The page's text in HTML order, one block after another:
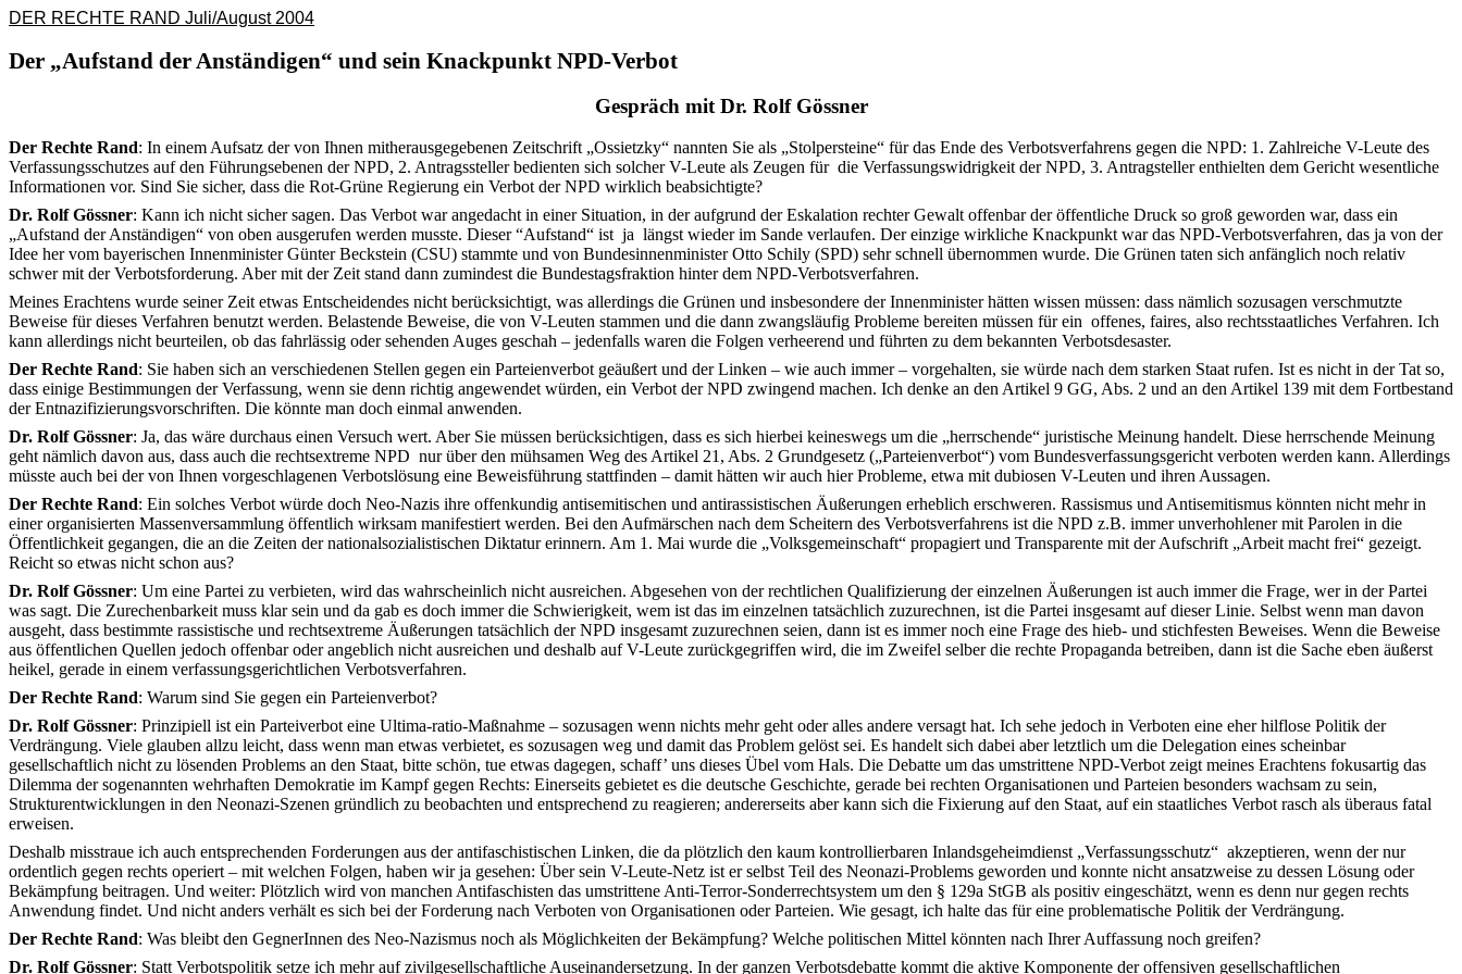
DER RECHTE RAND Juli/August 2004
Der „Aufstand der Anständigen“ und sein Knackpunkt NPD-Verbot
Gespräch mit Dr. Rolf Gössner
Der Rechte Rand: In einem Aufsatz der von Ihnen mitherausgegebenen Zeitschrift „Ossietzky“ nannten Sie als „Stolpersteine“ für das Ende des Verbotsverfahrens gegen die NPD: 1. Zahlreiche V-Leute des
Verfassungsschutzes auf den Führungsebenen der NPD, 2. Antragssteller bedienten sich solcher V-Leute als Zeugen für die Verfassungswidrigkeit der NPD, 3. Antragsteller enthielten dem Gericht wesentliche
Informationen vor. Sind Sie sicher, dass die Rot-Grüne Regierung ein Verbot der NPD wirklich beabsichtigte?
Dr. Rolf Gössner: Kann ich nicht sicher sagen. Das Verbot war angedacht in einer Situation, in der aufgrund der Eskalation rechter Gewalt offenbar der öffentliche Druck so groß geworden war, dass ein
„Aufstand der Anständigen“ von oben ausgerufen werden musste. Dieser “Aufstand“ ist ja längst wieder im Sande verlaufen. Der einzige wirkliche Knackpunkt war das NPD-Verbotsverfahren, das ja von der
Idee her vom bayerischen Innenminister Günter Beckstein (CSU) stammte und von Bundesinnenminister Otto Schily (SPD) sehr schnell übernommen wurde. Die Grünen taten sich anfänglich noch relativ
schwer mit der Verbotsforderung. Aber mit der Zeit stand dann zumindest die Bundestagsfraktion hinter dem NPD-Verbotsverfahren.
Meines Erachtens wurde seiner Zeit etwas Entscheidendes nicht berücksichtigt, was allerdings die Grünen und insbesondere der Innenminister hätten wissen müssen: dass nämlich sozusagen verschmutzte
Beweise für dieses Verfahren benutzt werden. Belastende Beweise, die von V-Leuten stammen und die dann zwangsläufig Probleme bereiten müssen für ein offenes, faires, also rechtsstaatliches Verfahren. Ich
kann allerdings nicht beurteilen, ob das fahrlässig oder sehenden Auges geschah – jedenfalls waren die Folgen verheerend und führten zu dem bekannten Verbotsdesaster.
Der Rechte Rand: Sie haben sich an verschiedenen Stellen gegen ein Parteienverbot geäußert und der Linken – wie auch immer – vorgehalten, sie würde nach dem starken Staat rufen. Ist es nicht in der Tat so,
dass einige Bestimmungen der Verfassung, wenn sie denn richtig angewendet würden, ein Verbot der NPD zwingend machen. Ich denke an den Artikel 9 GG, Abs. 2 und an den Artikel 139 mit dem Fortbestand
der Entnazifizierungsvorschriften. Die könnte man doch einmal anwenden.
Dr. Rolf Gössner: Ja, das wäre durchaus einen Versuch wert. Aber Sie müssen berücksichtigen, dass es sich hierbei keineswegs um die „herrschende“ juristische Meinung handelt. Diese herrschende Meinung
geht nämlich davon aus, dass auch die rechtsextreme NPD nur über den mühsamen Weg des Artikel 21, Abs. 2 Grundgesetz („Parteienverbot“) vom Bundesverfassungsgericht verboten werden kann. Allerdings
müsste auch bei der von Ihnen vorgeschlagenen Verbotslösung eine Beweisführung stattfinden – damit hätten wir auch hier Probleme, etwa mit dubiosen V-Leuten und ihren Aussagen.
Der Rechte Rand: Ein solches Verbot würde doch Neo-Nazis ihre offenkundig antisemitischen und antirassistischen Äußerungen erheblich erschweren. Rassismus und Antisemitismus könnten nicht mehr in
einer organisierten Massenversammlung öffentlich wirksam manifestiert werden. Bei den Aufmärschen nach dem Scheitern des Verbotsverfahrens ist die NPD z.B. immer unverhohlener mit Parolen in die
Öffentlichkeit gegangen, die an die Zeiten der nationalsozialistischen Diktatur erinnern. Am 1. Mai wurde die „Volksgemeinschaft“ propagiert und Transparente mit der Aufschrift „Arbeit macht frei“ gezeigt.
Reicht so etwas nicht schon aus?
Dr. Rolf Gössner: Um eine Partei zu verbieten, wird das wahrscheinlich nicht ausreichen. Abgesehen von der rechtlichen Qualifizierung der einzelnen Äußerungen ist auch immer die Frage, wer in der Partei
was sagt. Die Zurechenbarkeit muss klar sein und da gab es doch immer die Schwierigkeit, wem ist das im einzelnen tatsächlich zuzurechnen, ist die Partei insgesamt auf dieser Linie. Selbst wenn man davon
ausgeht, dass bestimmte rassistische und rechtsextreme Äußerungen tatsächlich der NPD insgesamt zuzurechnen seien, dann ist es immer noch eine Frage des hieb- und stichfesten Beweises. Wenn die Beweise
aus öffentlichen Quellen jedoch offenbar oder angeblich nicht ausreichen und deshalb auf V-Leute zurückgegriffen wird, die im Zweifel selber die rechte Propaganda betreiben, dann ist die Sache eben äußerst
heikel, gerade in einem verfassungsgerichtlichen Verbotsverfahren.
Der Rechte Rand: Warum sind Sie gegen ein Parteienverbot?
Dr. Rolf Gössner: Prinzipiell ist ein Parteiverbot eine Ultima-ratio-Maßnahme – sozusagen wenn nichts mehr geht oder alles andere versagt hat. Ich sehe jedoch in Verboten eine eher hilflose Politik der
Verdrängung. Viele glauben allzu leicht, dass wenn man etwas verbietet, es sozusagen weg und damit das Problem gelöst sei. Es handelt sich dabei aber letztlich um die Delegation eines scheinbar
gesellschaftlich nicht zu lösenden Problems an den Staat, bitte schön, tue etwas dagegen, schaff’ uns dieses Übel vom Hals. Die Debatte um das umstrittene NPD-Verbot zeigt meines Erachtens fokusartig das
Dilemma der sogenannten wehrhaften Demokratie im Kampf gegen Rechts: Einerseits gebietet es die deutsche Geschichte, gerade bei rechten Organisationen und Parteien besonders wachsam zu sein,
Strukturentwicklungen in den Neonazi-Szenen gründlich zu beobachten und entsprechend zu reagieren; andererseits aber kann sich die Fixierung auf den Staat, auf ein staatliches Verbot rasch als überaus fatal
erweisen.
Deshalb misstraue ich auch entsprechenden Forderungen aus der antifaschistischen Linken, die da plötzlich den kaum kontrollierbaren Inlandsgeheimdienst „Verfassungsschutz“ akzeptieren, wenn der nur
ordentlich gegen rechts operiert – mit welchen Folgen, haben wir ja gesehen: Über sein V-Leute-Netz ist er selbst Teil des Neonazi-Problems geworden und konnte nicht ansatzweise zu dessen Lösung oder
Bekämpfung beitragen. Und weiter: Plötzlich wird von manchen Antifaschisten das umstrittene Anti-Terror-Sonderrechtsystem um den § 129a StGB als positiv eingeschätzt, wenn es denn nur gegen rechts
Anwendung findet. Und nicht anders verhält es sich bei der Forderung nach Verboten von Organisationen oder Parteien. Wie gesagt, ich halte das für eine problematische Politik der Verdrängung.
Der Rechte Rand: Was bleibt den GegnerInnen des Neo-Nazismus noch als Möglichkeiten der Bekämpfung? Welche politischen Mittel könnten nach Ihrer Auffassung noch greifen?
Dr. Rolf Gössner: Statt Verbotspolitik setze ich mehr auf zivilgesellschaftliche Auseinandersetzung. In der ganzen Verbotsdebatte kommt die aktive Komponente der offensiven gesellschaftlichen